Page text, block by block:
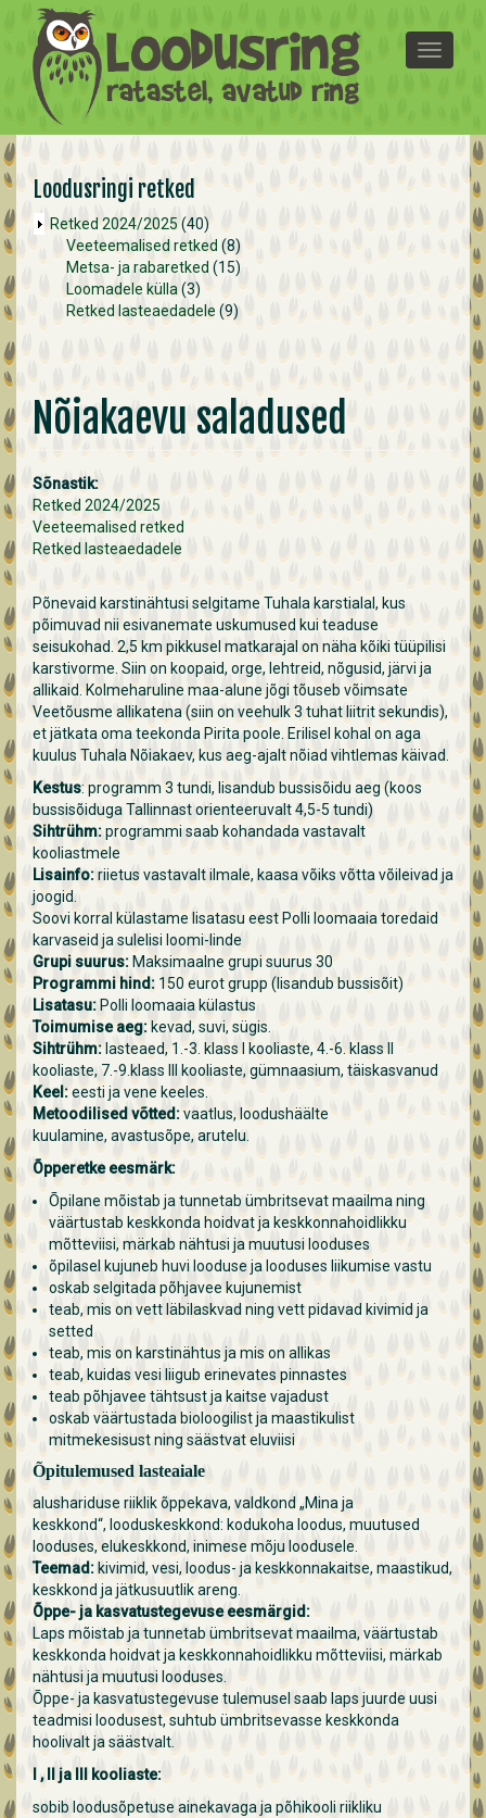
Liigu edasi põhisisu juurde
T
o
l
Loodusringi retked
Retked 2024/2025 (40)
Veeteemalised retked (8)
Metsa- ja rabaretked (15)
Loomadele külla (3)
Retked lasteaedadele (9)
Nõiakaevu saladused
Sõnastik:
Retked 2024/2025
Veeteemalised retked
Retked lasteaedadele
Põnevaid karstinähtusi selgitame Tuhala karstialal, kus
põimuvad nii esivanemate uskumused kui teaduse
seisukohad. 2,5 km pikkusel matkarajal on näha kõiki tüüpilisi
karstivorme. Siin on koopaid, orge, lehtreid, nõgusid, järvi ja
allikaid. Kolmeharuline maa-alune jõgi tõuseb võimsate
Veetõusme allikatena (siin on veehulk 3 tuhat liitrit sekundis),
et jätkata oma teekonda Pirita poole. Erilisel kohal on aga
kuulus Tuhala Nõiakaev, kus aeg-ajalt nõiad vihtlemas käivad.
Kestus: programm 3 tundi, lisandub bussisõidu aeg (koos
bussisõiduga Tallinnast orienteeruvalt 4,5-5 tundi)
Sihtrühm:programmi saab kohandada vastavalt
kooliastmele
Lisainfo:riietus vastavalt ilmale, kaasa võiks võtta võileivad ja
joogid.
Soovi korral külastame lisatasu eest Polli loomaaia toredaid
karvaseid ja sulelisi loomi-linde
Grupi suurus: Maksimaalne grupi suurus 30
Programmi hind : 150 eurot grupp (lisandub bussisõit)
Lisatasu: Polli loomaaia külastus
Toimumise aeg: kevad, suvi, sügis.
Sihtrühm: lasteaed, 1.-3. klass I kooliaste, 4.-6. klass II
kooliaste, 7.-9.klass III kooliaste, gümnaasium, täiskasvanud
Keel:eesti ja vene keeles.
Metoodilised võtted :vaatlus, loodushäälte
kuulamine, avastusõpe, arutelu.
Õpperetke eesmärk:
Õpilane mõistab ja tunnetab ümbritsevat maailma ning
väärtustab keskkonda hoidvat ja keskkonnahoidlikku
mõtteviisi, märkab nähtusi ja muutusi looduses
õpilasel kujuneb huvi looduse ja looduses liikumise vastu
oskab selgitada põhjavee kujunemist
teab, mis on vett läbilaskvad ning vett pidavad kivimid ja
setted
teab, mis on karstinähtus ja mis on allikas
teab, kuidas vesi liigub erinevates pinnastes
teab põhjavee tähtsust ja kaitse vajadust
oskab väärtustada bioloogilist ja maastikulist
mitmekesisust ning säästvat eluviisi
Õpitulemused lasteaiale
alushariduse riiklik õppekava, valdkond „Mina ja
keskkond“, looduskeskkond: kodukoha loodus, muutused
looduses, elukeskkond, inimese mõju loodusele.
Teemad: kivimid, vesi, loodus- ja keskkonnakaitse, maastikud,
keskkond ja jätkusuutlik areng.
Õppe- ja kasvatustegevuse eesmärgid:
Laps mõistab ja tunnetab ümbritsevat maailma, väärtustab
keskkonda hoidvat ja keskkonnahoidlikku mõtteviisi, märkab
nähtusi ja muutusi looduses.
Õppe- ja kasvatustegevuse tulemusel saab laps juurde uusi
teadmisi loodusest, suhtub ümbritsevasse keskkonda
hoolivalt ja säästvalt.
I , II ja III kooliaste:
sobib loodusõpetuse ainekavaga ja põhikooli riikliku